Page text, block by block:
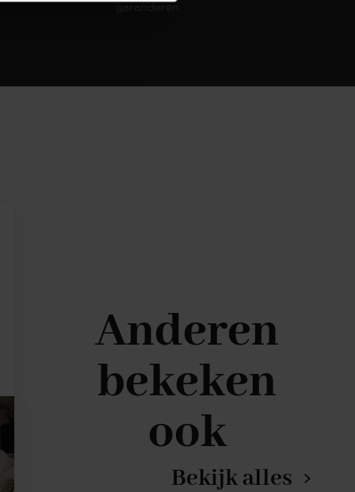
Anderen
bekeken
ook
Bekijk alles